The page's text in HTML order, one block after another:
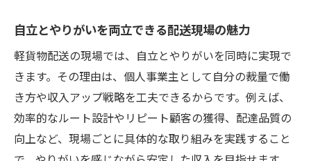
自立とやりがいを両立できる配送現場の魅力
軽貨物配送の現場では、自立とやりがいを同時に実現で
きます。その理由は、個人事業主として自分の裁量で働
き方や収入アップ戦略を工夫できるからです。例えば、
効率的なルート設計やリピート顧客の獲得、配達品質の
向上など、現場ごとに具体的な取り組みを実践すること